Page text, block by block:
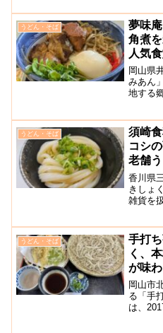
ンチ時
みにあ
うどん・そば
夢味
角煮
人気
岡山県
みあん
地する
グルメ
す。中
うどん・そば
須崎
コシ
老舗
香川県
きしょ
雑貨を
きな方
される
うどん・そば
手打
く、
が味
寺】
岡山市
る「手
は、